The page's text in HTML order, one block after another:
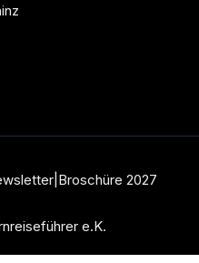
| Broschüre 2027
e.K.